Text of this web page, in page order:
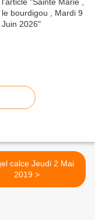
calce Jeudi 2 Mai
2019 >